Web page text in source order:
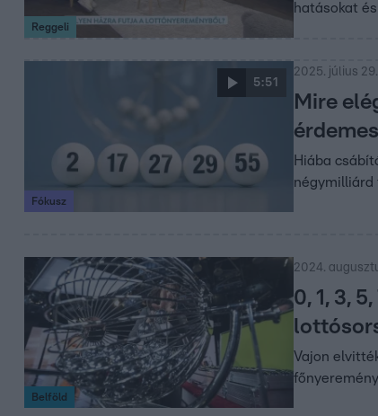
Reggeli
hatásokat
5:51
Fókusz
2025. július
Mire
Hiába
négymilliárd
Belföld
2024.
0, 1, 3,
Vajon